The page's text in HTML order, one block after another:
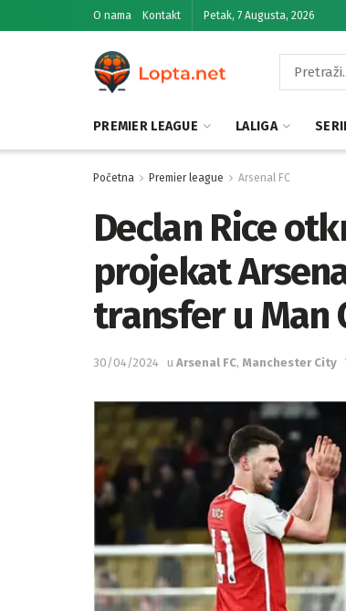
O nama Kontakt Petak, 7 Augusta, 2026
PREMIER LEAGUE LALIGA
Početna Premier league Arsenal FC
Declan Rice
projekat
transfer u Man
30/04/2024 u Arsenal FC, Manchester City